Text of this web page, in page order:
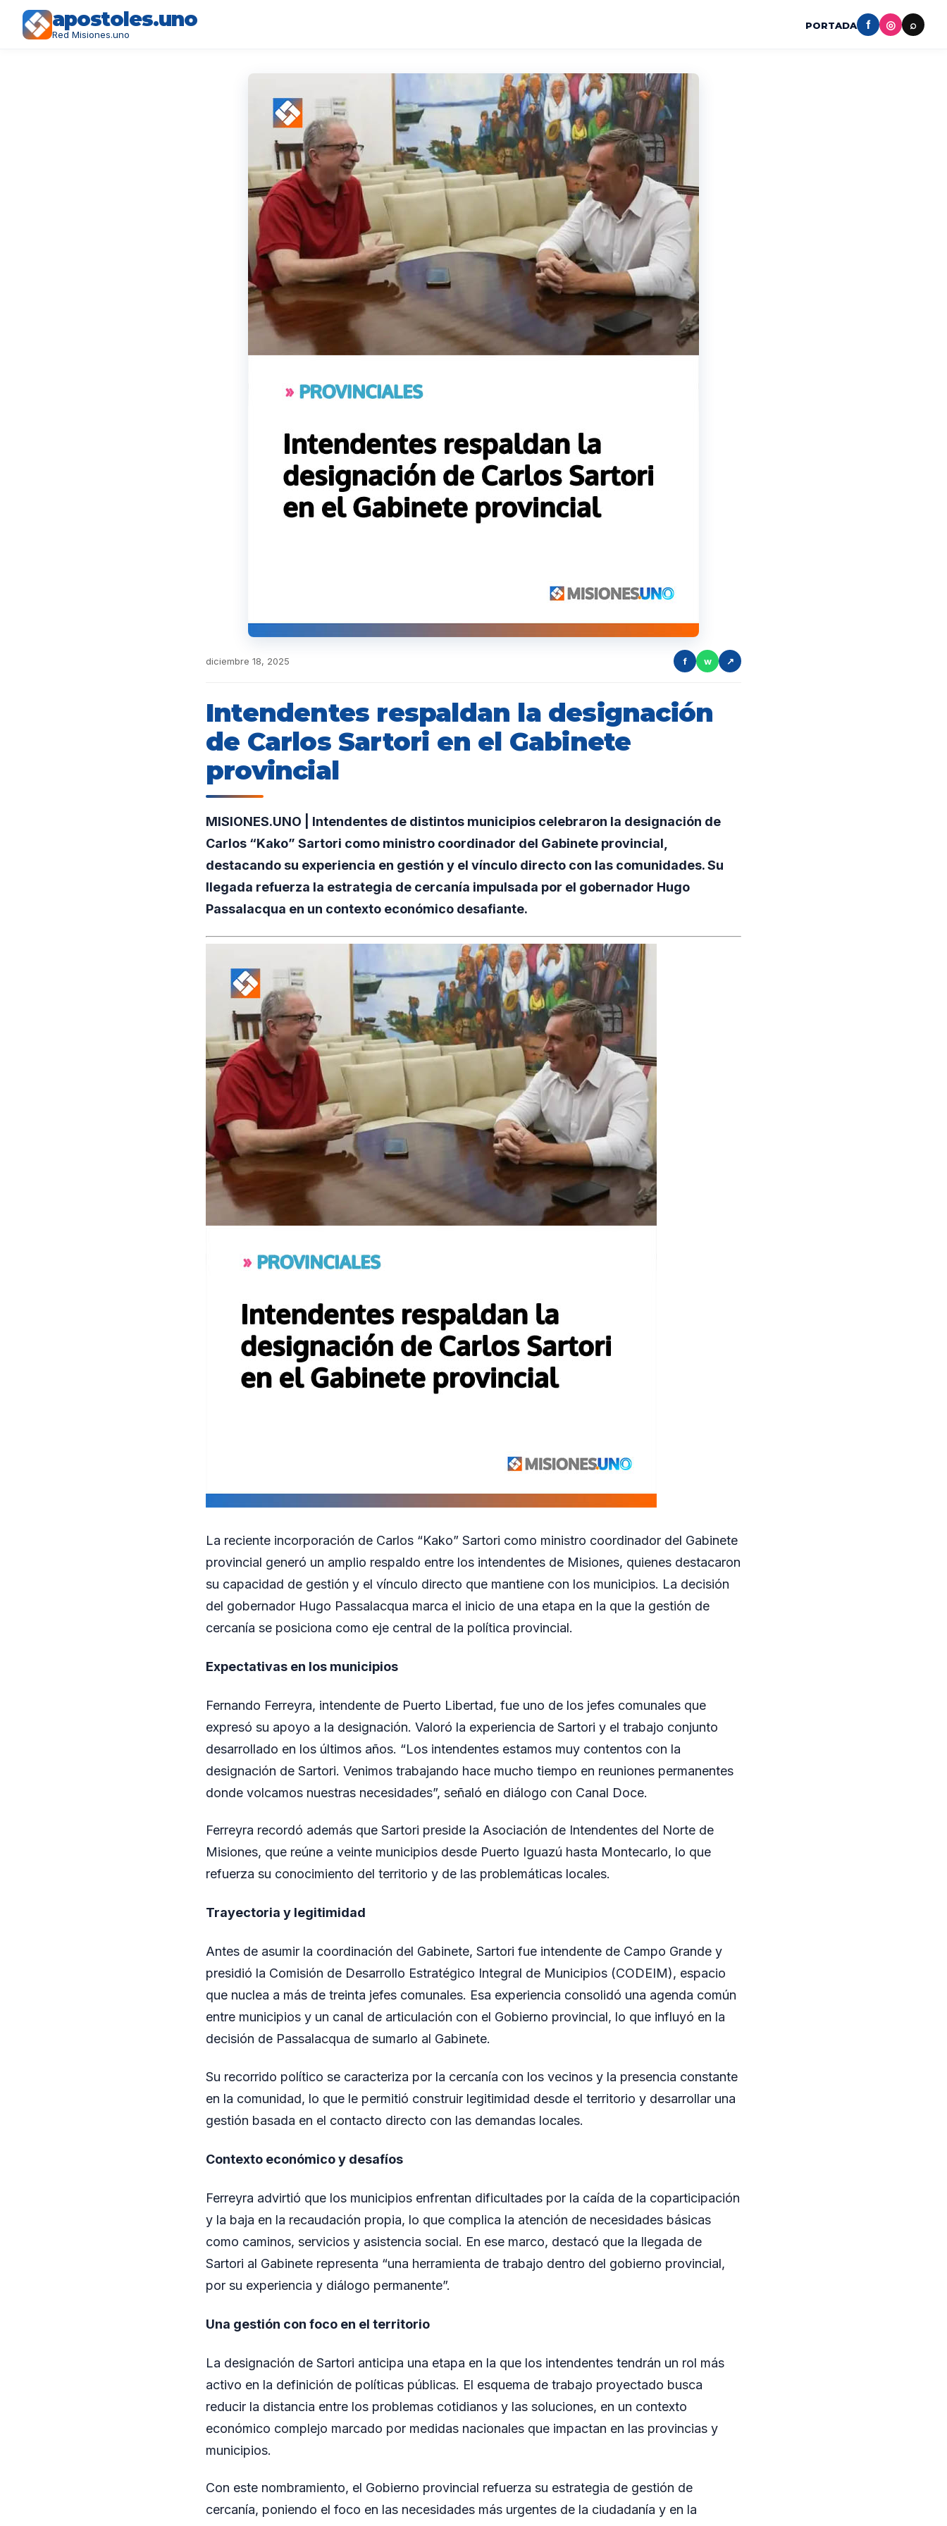
apostoles.uno
Red Misiones.uno
PORTADA f ◎ ⌕
diciembre 18, 2025 f w ↗
Intendentes respaldan la designación
de Carlos Sartori en el Gabinete
provincial
MISIONES.UNO | Intendentes de distintos municipios celebraron la designación de
Carlos “Kako” Sartori como ministro coordinador del Gabinete provincial,
destacando su experiencia en gestión y el vínculo directo con las comunidades. Su
llegada refuerza la estrategia de cercanía impulsada por el gobernador Hugo
Passalacqua en un contexto económico desafiante.
La reciente incorporación de Carlos “Kako” Sartori como ministro coordinador del Gabinete
provincial generó un amplio respaldo entre los intendentes de Misiones, quienes destacaron
su capacidad de gestión y el vínculo directo que mantiene con los municipios. La decisión
del gobernador Hugo Passalacqua marca el inicio de una etapa en la que la gestión de
cercanía se posiciona como eje central de la política provincial.
Expectativas en los municipios
Fernando Ferreyra, intendente de Puerto Libertad, fue uno de los jefes comunales que
expresó su apoyo a la designación. Valoró la experiencia de Sartori y el trabajo conjunto
desarrollado en los últimos años. “Los intendentes estamos muy contentos con la
designación de Sartori. Venimos trabajando hace mucho tiempo en reuniones permanentes
donde volcamos nuestras necesidades”, señaló en diálogo con Canal Doce.
Ferreyra recordó además que Sartori preside la Asociación de Intendentes del Norte de
Misiones, que reúne a veinte municipios desde Puerto Iguazú hasta Montecarlo, lo que
refuerza su conocimiento del territorio y de las problemáticas locales.
Trayectoria y legitimidad
Antes de asumir la coordinación del Gabinete, Sartori fue intendente de Campo Grande y
presidió la Comisión de Desarrollo Estratégico Integral de Municipios (CODEIM), espacio
que nuclea a más de treinta jefes comunales. Esa experiencia consolidó una agenda común
entre municipios y un canal de articulación con el Gobierno provincial, lo que influyó en la
decisión de Passalacqua de sumarlo al Gabinete.
Su recorrido político se caracteriza por la cercanía con los vecinos y la presencia constante
en la comunidad, lo que le permitió construir legitimidad desde el territorio y desarrollar una
gestión basada en el contacto directo con las demandas locales.
Contexto económico y desafíos
Ferreyra advirtió que los municipios enfrentan dificultades por la caída de la coparticipación
y la baja en la recaudación propia, lo que complica la atención de necesidades básicas
como caminos, servicios y asistencia social. En ese marco, destacó que la llegada de
Sartori al Gabinete representa “una herramienta de trabajo dentro del gobierno provincial,
por su experiencia y diálogo permanente”.
Una gestión con foco en el territorio
La designación de Sartori anticipa una etapa en la que los intendentes tendrán un rol más
activo en la definición de políticas públicas. El esquema de trabajo proyectado busca
reducir la distancia entre los problemas cotidianos y las soluciones, en un contexto
económico complejo marcado por medidas nacionales que impactan en las provincias y
municipios.
Con este nombramiento, el Gobierno provincial refuerza su estrategia de gestión de
cercanía, poniendo el foco en las necesidades más urgentes de la ciudadanía y en la